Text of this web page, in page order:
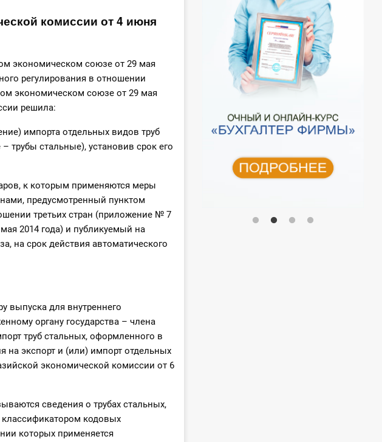
комиссии от 4 июня
экономическом союзе от 29 мая
регулирования в отношении
экономическом союзе от 29 мая
решила:
импорта отдельных видов труб
стальные), установив срок его
к которым применяются меры
предусмотренный пунктом
третьих стран (приложение № 7
2014 года) и публикуемый на
на срок действия автоматического
для внутреннего
органу государства – члена
труб стальных, оформленного в
на экспорт и (или) импорт отдельных
экономической комиссии от 6
сведения о трубах стальных,
классификатором кодовых
которых применяется